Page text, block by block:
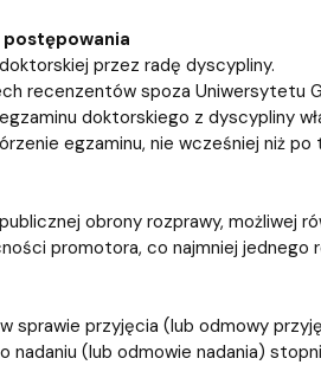
przez radę dyscypliny.
recenzentów spoza Uniwersytetu
doktorskiego z dyscypliny
egzaminu, nie wcześniej niż po
obrony rozprawy, możliwej
promotora, co najmniej jednego
sprawie przyjęcia (lub odmowy
nadaniu (lub odmowie nadania)